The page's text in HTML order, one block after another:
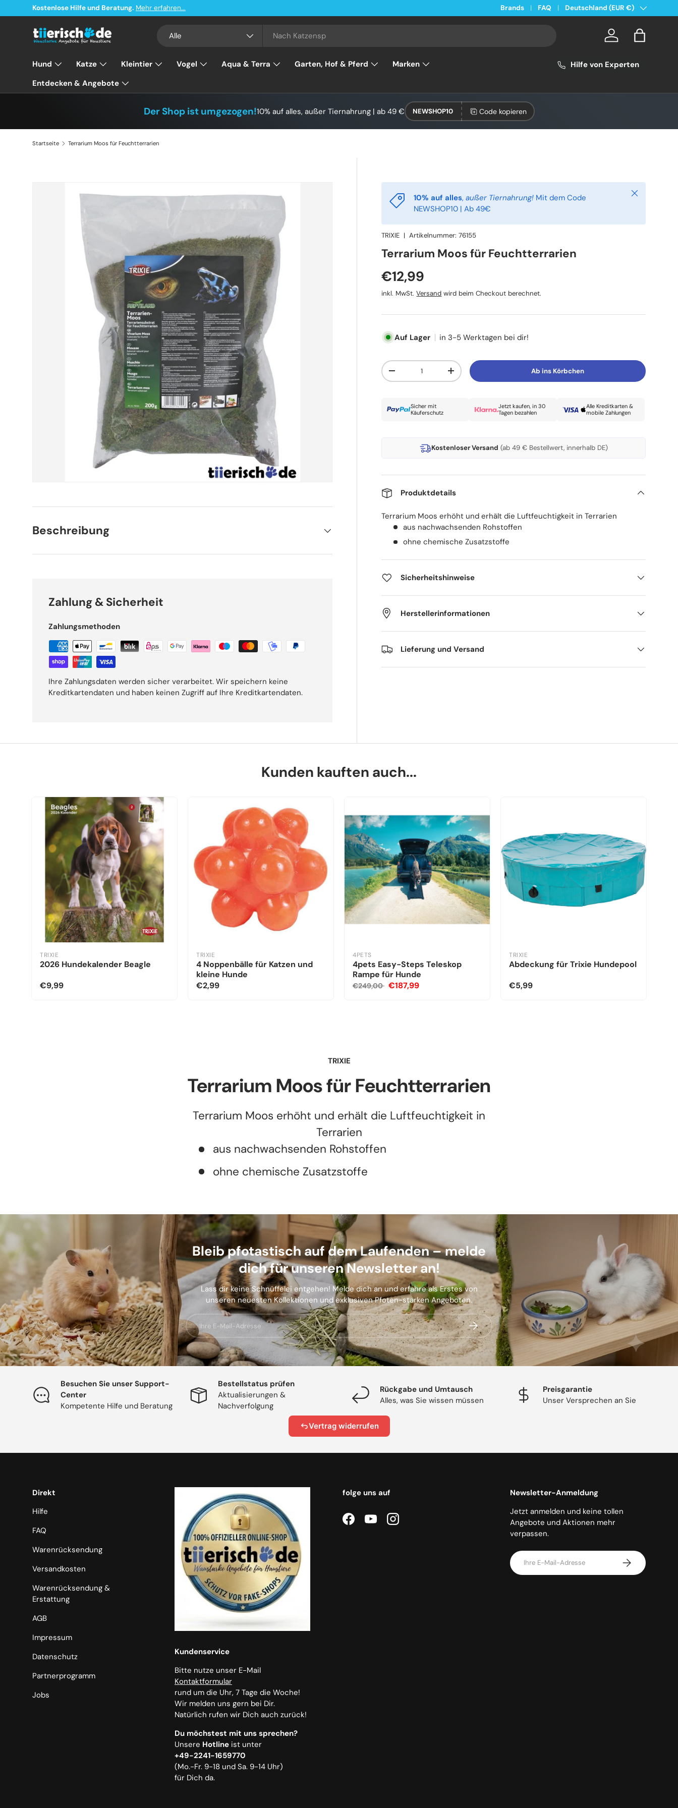
Direkt zum Inhalt
Kostenlose Hilfe und Beratung. Mehr erfahren... Kostenloser Versand ab 49€ in Deutschland
Brands FAQ Land/Region
Deutschland (EUR €)
Alle Konto
Hund Katze Kleintier Vogel Aqua & Terra Garten, Hof & Pferd
Marken
Entdecken & Angebote
Hilfe von Experten
Der Shop ist umgezogen!10% auf alles, außer Tiernahrung | ab 49 € NEWSHOP10 Code kopieren
Startseite Terrarium Moos für Feuchtterrarien
Zu Produktinformationen springen 10% auf alles,außer Tiernahrung! Mit dem Code
NEWSHOP10 | Ab 49€
Schließen
TRIXIE |Artikelnummer: 76155
TRIXIE
Terrarium Moos für Feuchtterrarien
Normaler Preis
€12,99
inkl. MwSt.Versand wird beim Checkout berechnet.
Auf Lager in 3-5 Werktagen bei dir!
Anzahl
Menge verringernMenge erhöhen Ab ins Körbchen
Sicher mit
Käuferschutz
Jetzt kaufen, in 30
Tagen bezahlen
Alle Kreditkarten &
mobile Zahlungen
Kostenloser Versand (ab 49 € Bestellwert, innerhalb DE)
Produktdetails
Terrarium Moos erhöht und erhält die Luftfeuchtigkeit in Terrarien
aus nachwachsenden Rohstoffen
ohne chemische Zusatzstoffe
Sicherheitshinweise
Herstellerinformationen
Lieferung und Versand
Beschreibung
Zahlung & Sicherheit
Zahlungsmethoden
Ihre Zahlungsdaten werden sicher verarbeitet. Wir speichern keine
Kreditkartendaten und haben keinen Zugriff auf Ihre Kreditkartendaten.
Kunden kauften auch...
TRIXIE
2026 Hundekalender Beagle
€9,99
TRIXIE
4 Noppenbälle für Katzen und
kleine Hunde
€2,99
4PETS
4pets Easy-Steps Teleskop
Rampe für Hunde
€249,00 €187,99
TRIXIE
Abdeckung für Trixie Hundepool
€5,99
TRIXIE
Terrarium Moos für Feuchtterrarien
Terrarium Moos erhöht und erhält die Luftfeuchtigkeit in
Terrarien
aus nachwachsenden Rohstoffen
ohne chemische Zusatzstoffe
Bleib pfotastisch auf dem Laufenden – melde
dich für unseren Newsletter an!
Lass dir keine Schnüffelei entgehen! Melde dich an und erfahre als Erstes von
unseren neuesten Kollektionen und exklusiven Pfoten-starken Angeboten.
E-Mail
Abonnieren
Besuchen Sie unser Support-
Center
Kompetente Hilfe und Beratung
Bestellstatus prüfen
Aktualisierungen &
Nachverfolgung
Rückgabe und Umtausch
Alles, was Sie wissen müssen
Preisgarantie
Unser Versprechen an Sie
Vertrag widerrufen
Direkt
Hilfe
FAQ
Warenrücksendung
Versandkosten
Warenrücksendung &
Erstattung
AGB
Impressum
Datenschutz
Partnerprogramm
Jobs
Kundenservice
Bitte nutze unser E-Mail
Kontaktformular
rund um die Uhr, 7 Tage die Woche!
Wir melden uns gern bei Dir.
Natürlich rufen wir Dich auch zurück!
Du möchstest mit uns sprechen?
Unsere Hotlineist unter
+49-2241-1659770
(Mo.-Fr. 9-18 und Sa. 9-14 Uhr)
für Dich da.
folge uns auf
FacebookYouTubeInstagram
Newsletter-Anmeldung
Jetzt anmelden und keine tollen
Angebote und Aktionen mehr
verpassen.
E-Mail
Abonnieren